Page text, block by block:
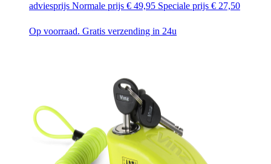
adviesprijs Normale prijs € 49,95 Speciale prijs € 27,50
Op voorraad. Gratis verzending in 24u